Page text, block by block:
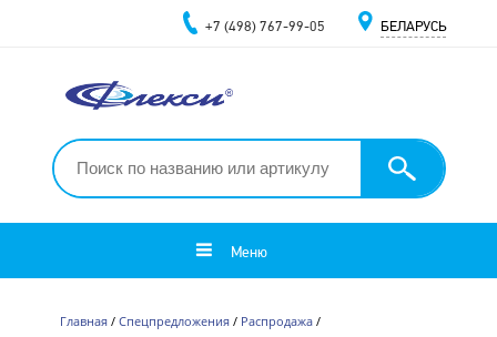
+7 (498) 767-99-05 БЕЛАРУСЬ
Меню
Главная/ Спецпредложения/ Распродажа/